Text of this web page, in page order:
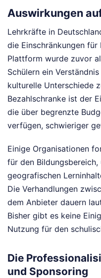
Auswirkungen
Lehrkräfte in
die Einschränkungen
Plattform wurde zuvor
Schülern ein
kulturelle Unterschiede
Bezahlschranke ist der
die über begrenzte
verfügen, schwieriger
Einige Organisationen
für den Bildungsbereich,
geografischen
Die Verhandlungen
dem Anbieter dauern
Bisher gibt es keine
Nutzung für den
Die
und Sponsoring